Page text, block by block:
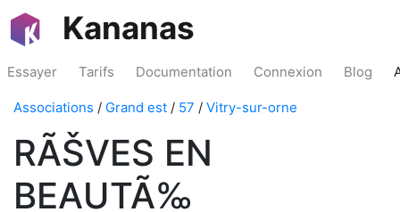
Kananas
Essayer Tarifs Documentation Connexion Blog
Associations / Grand est / 57 / Vitry-sur-orne
RÃŠVES EN
BEAUTÃ‰